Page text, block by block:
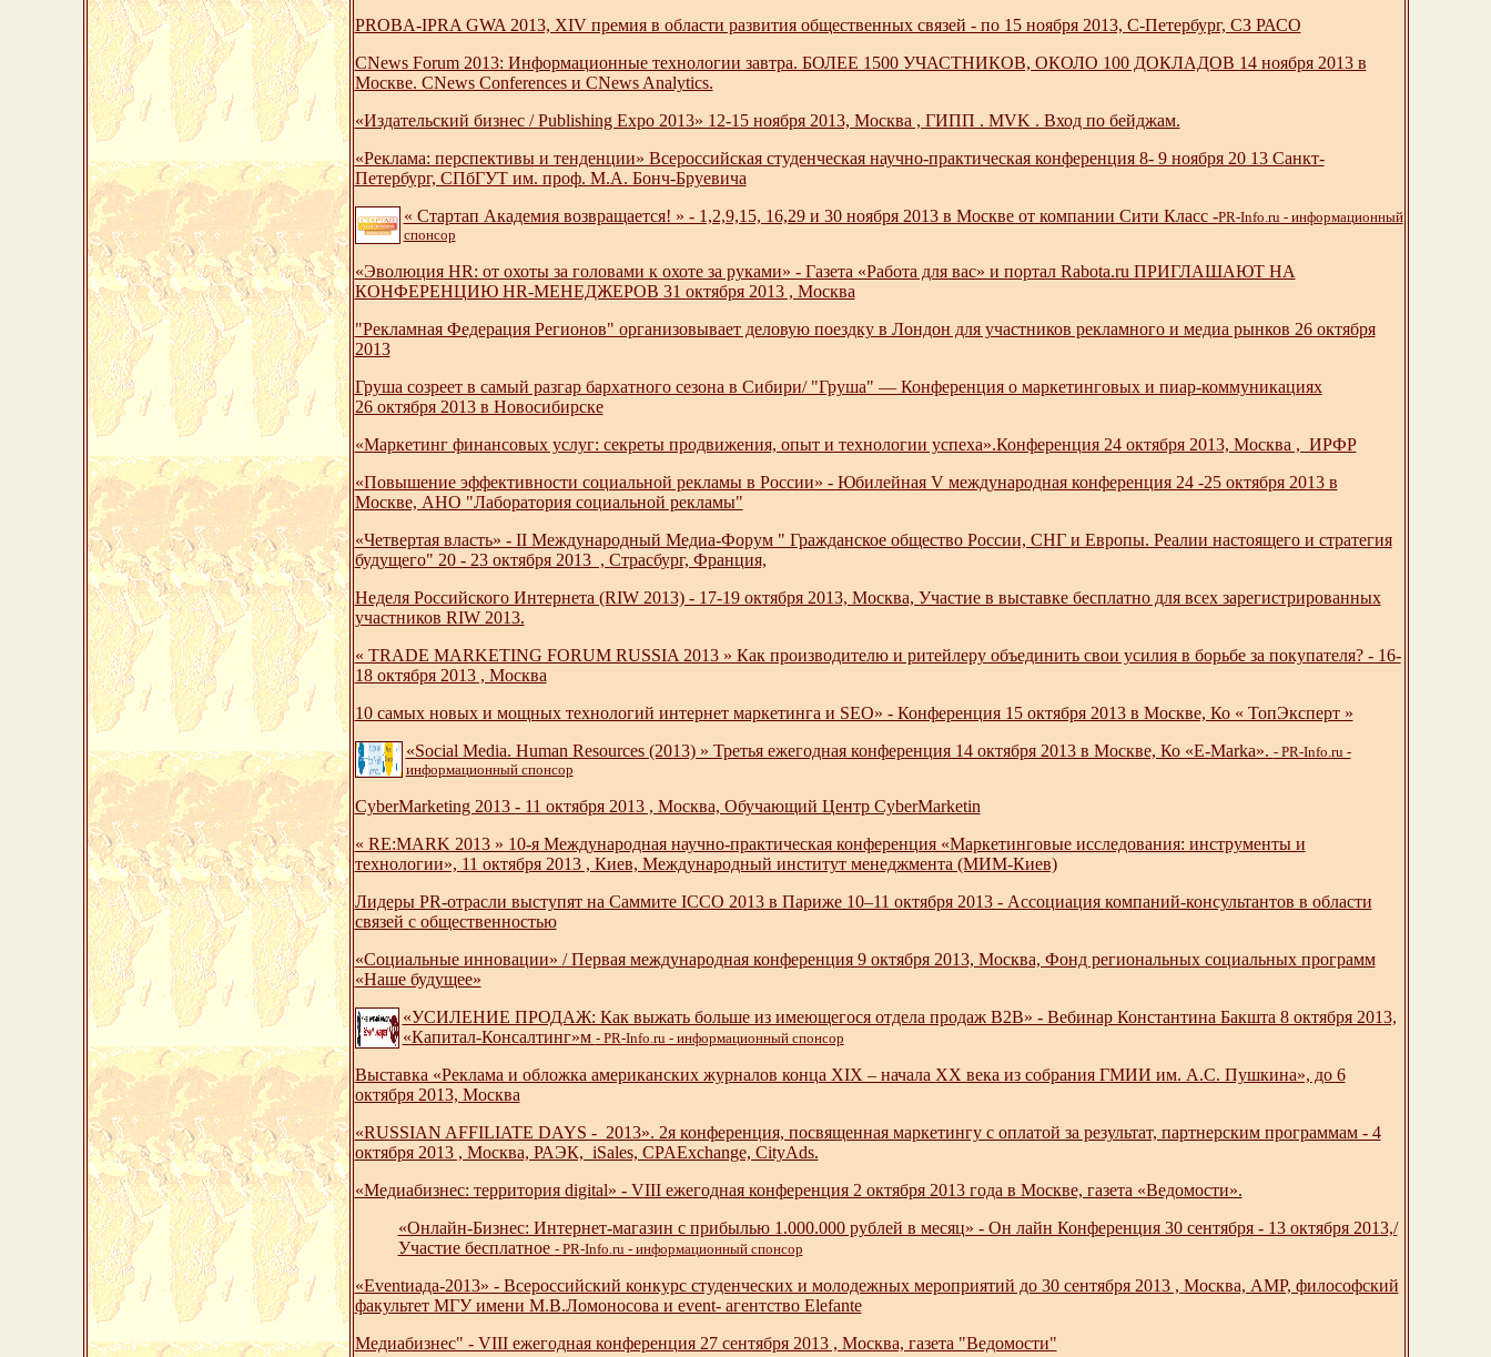
PROBA-IPRA GWA 2013, XIV премия в области развития общественных связей - по 15 ноября 2013, C-Петербург, СЗ РАСО
CNews Forum 2013: Информационные технологии завтра. БОЛЕЕ 1500 УЧАСТНИКОВ, ОКОЛО 100 ДОКЛАДОВ 14 ноября 2013 в
Москве. CNews Conferences и CNews Analytics.
«Издательский бизнес / Publishing Expo 2013» 12-15 ноября 2013, Москва , ГИПП . MVK . Вход по бейджам.
«Реклама: перспективы и тенденции» Всероссийская студенческая научно-практическая конференция 8- 9 ноября 20 13 Санкт-
Петербург, СПбГУТ им. проф. М.А. Бонч-Бруевича
« Стартап Академия возвращается! » - 1,2,9,15, 16,29 и 30 ноября 2013 в Москве от компании Сити Класс -PR-Info.ru - информационный
спонсор
«Эволюция HR: от охоты за головами к охоте за руками» - Газета «Работа для вас» и портал Rabota.ru ПРИГЛАШАЮТ НА
КОНФЕРЕНЦИЮ HR-МЕНЕДЖЕРОВ 31 октября 2013 , Москва
"Рекламная Федерация Регионов" организовывает деловую поездку в Лондон для участников рекламного и медиа рынков 26 октября
2013
Груша созреет в самый разгар бархатного сезона в Сибири/ "Груша" — Конференция о маркетинговых и пиар-коммуникациях
26 октября 2013 в Новосибирске
«Маркетинг финансовых услуг: секреты продвижения, опыт и технологии успеха».Конференция 24 октября 2013, Москва , ИРФР
«Повышение эффективности социальной рекламы в России» - Юбилейная V международная конференция 24 -25 октября 2013 в
Москве, АНО "Лаборатория социальной рекламы"
«Четвертая власть» - II Международный Медиа-Форум " Гражданское общество России, СНГ и Европы. Реалии настоящего и стратегия
будущего" 20 - 23 октября 2013 , Страсбург, Франция,
Неделя Российского Интернета (RIW 2013) - 17-19 октября 2013, Москва, Участие в выставке бесплатно для всех зарегистрированных
участников RIW 2013.
« TRADE MARKETING FORUM RUSSIA 2013 » Как производителю и ритейлеру объединить свои усилия в борьбе за покупателя? - 16-
18 октября 2013 , Москва
10 самых новых и мощных технологий интернет маркетинга и SEO» - Конференция 15 октября 2013 в Москве, Ко « ТопЭксперт »
«Social Media. Human Resources (2013) » Третья ежегодная конференция 14 октября 2013 в Москве, Ко «E-Marka». - PR-Info.ru -
информационный спонсор
CyberMarketing 2013 - 11 октября 2013 , Москва, Обучающий Центр CyberMarketin
« RE:MARK 2013 » 10-я Международная научно-практическая конференция «Маркетинговые исследования: инструменты и
технологии», 11 октября 2013 , Киев, Международный институт менеджмента (МИМ-Киев)
Лидеры PR-отрасли выступят на Cаммите ICCO 2013 в Париже 10–11 октября 2013 - Ассоциация компаний-консультантов в области
связей с общественностью
«Социальные инновации» / Первая международная конференция 9 октября 2013, Москва, Фонд региональных социальных программ
«Наше будущее»
«УСИЛЕНИЕ ПРОДАЖ: Как выжать больше из имеющегося отдела продаж B2B» - Вебинар Константина Бакшта 8 октября 2013,
«Капитал-Консалтинг»м - PR-Info.ru - информационный спонсор
Выставка «Реклама и обложка американских журналов конца XIX – начала XX века из собрания ГМИИ им. А.С. Пушкина», до 6
октября 2013, Москва
«RUSSIAN AFFILIATE DAYS - 2013». 2я конференция, посвященная маркетингу с оплатой за результат, партнерским программам - 4
октября 2013 , Москва, РАЭК, iSales, CPAExchange, CityAds.
«Медиабизнес: территория digital» - VIII ежегодная конференция 2 октября 2013 года в Москве, газета «Ведомости».
«Онлайн-Бизнес: Интернет-магазин с прибылью 1.000.000 рублей в месяц» - Он лайн Конференция 30 сентября - 13 октября 2013,/
Участие бесплатное - PR-Info.ru - информационный спонсор
«Eventиада-2013» - Всероссийский конкурс студенческих и молодежных мероприятий до 30 сентября 2013 , Москва, АМР, философский
факультет МГУ имени М.В.Ломоносова и event- агентство Elefante
Медиабизнес" - VIII ежегодная конференция 27 сентября 2013 , Москва, газета "Ведомости"